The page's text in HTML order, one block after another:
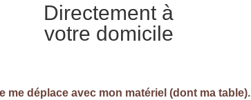
Directement à
votre domicile
me déplace avec mon matériel (dont ma table).